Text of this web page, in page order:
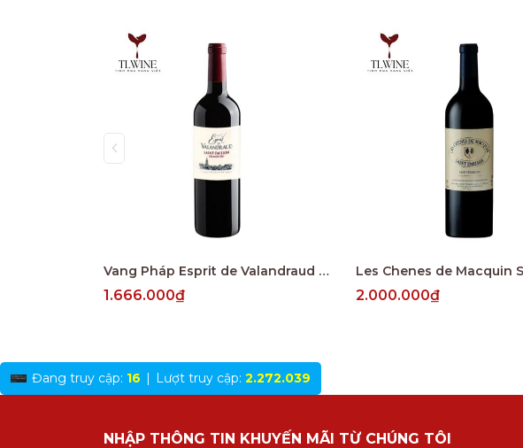
Vang Pháp Esprit de Valandraud Saint Emillion
1.666.000₫ 2.000.000₫
Đang truy cập: 16 | Lượt truy cập: 2.272.039
NHẬP THÔNG TIN KHUYẾN MÃI TỪ CHÚNG TÔI